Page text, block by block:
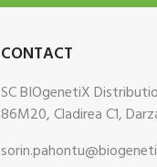
CONTACT
SC BIOgenetiX
86M20, Cladirea C1,